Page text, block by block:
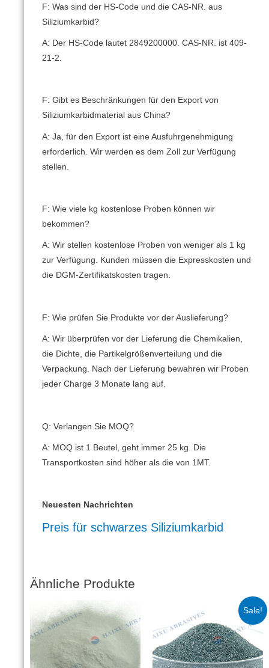
F: Was sind der HS-Code und die CAS-NR. aus
Siliziumkarbid?
A: Der HS-Code lautet 2849200000. CAS-NR. ist 409-
21-2.
F: Gibt es Beschränkungen für den Export von
Siliziumkarbidmaterial aus China?
A: Ja, für den Export ist eine Ausfuhrgenehmigung
erforderlich. Wir werden es dem Zoll zur Verfügung
stellen.
F: Wie viele kg kostenlose Proben können wir
bekommen?
A: Wir stellen kostenlose Proben von weniger als 1 kg
zur Verfügung. Kunden müssen die Expresskosten und
die DGM-Zertifikatskosten tragen.
F: Wie prüfen Sie Produkte vor der Auslieferung?
A: Wir überprüfen vor der Lieferung die Chemikalien,
die Dichte, die Partikelgrößenverteilung und die
Verpackung. Nach der Lieferung bewahren wir Proben
jeder Charge 3 Monate lang auf.
Q: Verlangen Sie MOQ?
A: MOQ ist 1 Beutel, geht immer 25 kg.
Die
Transportkosten sind höher als die von 1MT.
Neuesten Nachrichten
Preis für schwarzes Siliziumkarbid
Ähnliche Produkte
Sale!